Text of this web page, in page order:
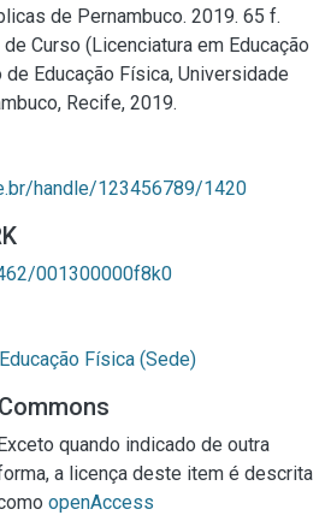
de Pernambuco. 2019. 65 f.
Curso (Licenciatura em Educação
Educação Física, Universidade
Recife, 2019.
handle/123456789/1420
001300000f8k0
Física (Sede)
quando indicado de outra
a licença deste item é descrita
openAccess